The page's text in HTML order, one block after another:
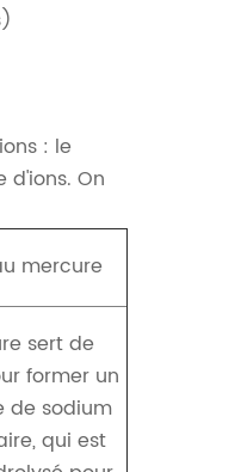
: le
On
mercure
sert de
former un
de sodium
qui est